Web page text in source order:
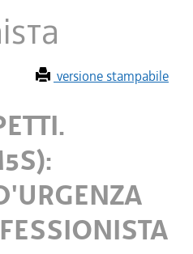
versione stampabile